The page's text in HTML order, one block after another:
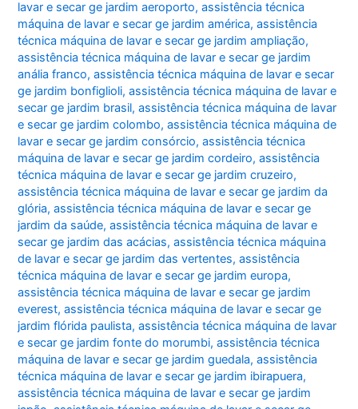
lavar e secar ge jardim aeroporto,assistência técnica
máquina de lavar e secar ge jardim américa,assistência
técnica máquina de lavar e secar ge jardim ampliação,
assistência técnica máquina de lavar e secar ge jardim
anália franco,assistência técnica máquina de lavar e secar
ge jardim bonfiglioli,assistência técnica máquina de lavar e
secar ge jardim brasil,assistência técnica máquina de lavar
e secar ge jardim colombo,assistência técnica máquina de
lavar e secar ge jardim consórcio,assistência técnica
máquina de lavar e secar ge jardim cordeiro,assistência
técnica máquina de lavar e secar ge jardim cruzeiro,
assistência técnica máquina de lavar e secar ge jardim da
glória,assistência técnica máquina de lavar e secar ge
jardim da saúde,assistência técnica máquina de lavar e
secar ge jardim das acácias,assistência técnica máquina
de lavar e secar ge jardim das vertentes,assistência
técnica máquina de lavar e secar ge jardim europa,
assistência técnica máquina de lavar e secar ge jardim
everest,assistência técnica máquina de lavar e secar ge
jardim flórida paulista,assistência técnica máquina de lavar
e secar ge jardim fonte do morumbi,assistência técnica
máquina de lavar e secar ge jardim guedala,assistência
técnica máquina de lavar e secar ge jardim ibirapuera,
assistência técnica máquina de lavar e secar ge jardim